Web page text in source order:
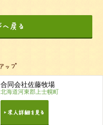
合同会社佐藤牧場
北海道河東郡上士幌町